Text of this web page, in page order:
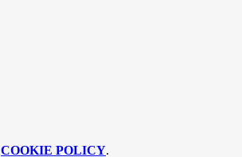
COOKIE POLICY.